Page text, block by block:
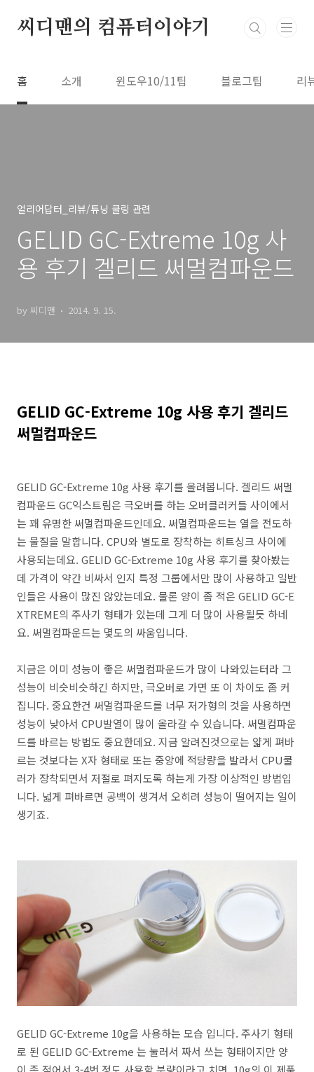
씨디맨의 컴퓨터이야기
홈 소개 윈도우10/11팁 블로그팁 리
얼리어답터_리뷰/튜닝 쿨링 관련
GELID GC-Extreme 10g 사
용 후기 겔리드 써멀컴파운드
by 씨디맨 2014. 9. 15.
GELID GC-Extreme 10g 사용 후기 겔리드
써멀컴파운드
GELID GC-Extreme 10g 사용 후기를 올려봅니다. 겔리드 써멀
컴파운드 GC익스트림은 극오버를 하는 오버클러커들 사이에서
는 꽤 유명한 써멀컴파운드인데요. 써멀컴파운드는 열을 전도하
는 물질을 말합니다. CPU와 별도로 장착하는 히트싱크 사이에
사용되는데요. GELID GC-Extreme 10g 사용 후기를 찾아봤는
데 가격이 약간 비싸서 인지 특정 그룹에서만 많이 사용하고 일반
인들은 사용이 많진 않았는데요. 물론 양이 좀 적은 GELID GC-E
XTREME의 주사기 형태가 있는데 그게 더 많이 사용될듯 하네
요. 써멀컴파운드는 몇도의 싸움입니다.
지금은 이미 성능이 좋은 써멀컴파운드가 많이 나와있는터라 그
성능이 비슷비슷하긴 하지만, 극오버로 가면 또 이 차이도 좀 커
집니다. 중요한건 써멀컴파운드를 너무 저가형의 것을 사용하면
성능이 낮아서 CPU발열이 많이 올라갈 수 있습니다. 써멀컴파운
드를 바르는 방법도 중요한데요. 지금 알려진것으로는 얇게 펴바
르는 것보다는 X자 형태로 또는 중앙에 적당량을 발라서 CPU쿨
러가 장착되면서 저절로 펴지도록 하는게 가장 이상적인 방법입
니다. 넓게 펴바르면 공백이 생겨서 오히려 성능이 떨어지는 일이
생기죠.
GELID GC-Extreme 10g을 사용하는 모습 입니다. 주사기 형태
로 된 GELID GC-Extreme 는 눌러서 짜서 쓰는 형태이지만 양